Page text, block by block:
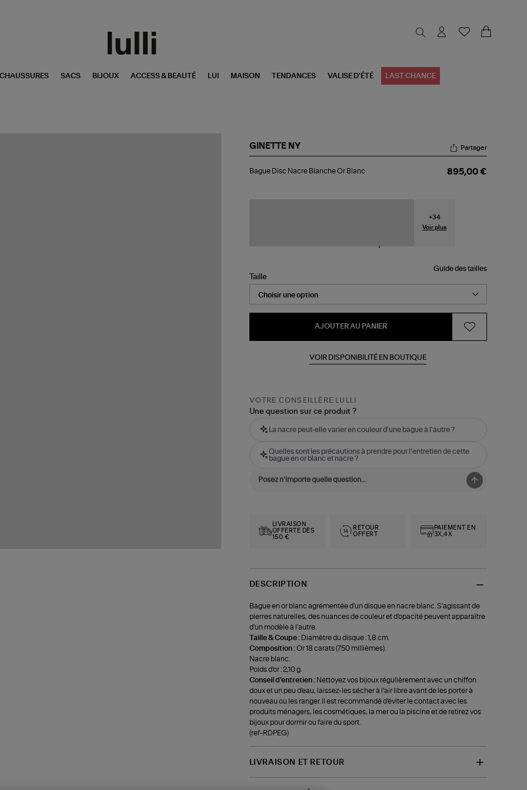
CHAUSSURES SACS BIJOUX ACCESS & BEAUTÉ LUI MAISON TENDANCES VALISE D'ÉTÉ LAST CHANCE
GINETTE NY
Disc
Partager
Bague Disc Nacre Blanche Or Blanc 895,00 €
+34
Voir plus
Guide des tailles
Taille
AJOUTER AU PANIER
VOIR DISPONIBILITÉ EN BOUTIQUE
VOTRE CONSEILLÈRE LULLI
Une question sur ce produit ?
La nacre peut-elle varier en couleur d'une bague à l'autre ?
Quelles sont les précautions à prendre pour l'entretien de cette
bague en or blanc et nacre ?
LIVRAISON
OFFERTE DÈS
150 €
RETOUR
OFFERT
PAIEMENT EN
3X,4X
DESCRIPTION
Bague en or blanc agrémentée d'un disque en nacre blanc. S'agissant de
pierres naturelles, des nuances de couleur et d'opacité peuvent apparaître
d'un modèle à l'autre.
Taille & Coupe : Diamètre du disque : 1,8 cm.
Composition :Or 18 carats (750 millièmes).
Nacre blanc.
Poids d'or : 2,10 g.
Conseil d'entretien : Nettoyez vos bijoux régulièrement avec un chiffon
doux et un peu d'eau, laissez-les sécher à l'air libre avant de les porter à
nouveau ou les ranger. Il est recommandé d'éviter le contact avec les
produits ménagers, les cosmétiques, la mer ou la piscine et de retirez vos
bijoux pour dormir ou faire du sport.
(ref-RDPEG)
LIVRAISON ET RETOUR